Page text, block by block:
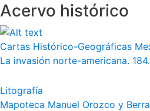
Acervo histórico
Cartas Histórico-Geográficas
La invasión norte-americana.
Litografía
Mapoteca Manuel Orozco y Berra